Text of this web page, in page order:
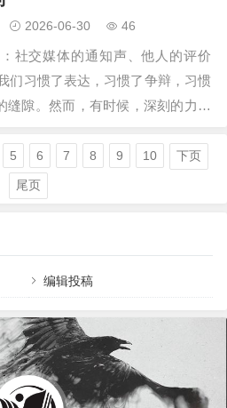
2026-06-30 46
社交媒体的通知声、他人的评价
们习惯了表达，习惯了争辩，习惯
缝隙。然而，有时候，深刻的力量
”现实中，适当的沉默不仅可以保
们看清事物的本质。 外在的克制与
5 6 7 8 9 10 下页
尾页
编辑投稿